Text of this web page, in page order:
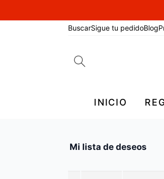
BuscarSigue tu pedidoBlog
INICIO
Mi lista de deseos